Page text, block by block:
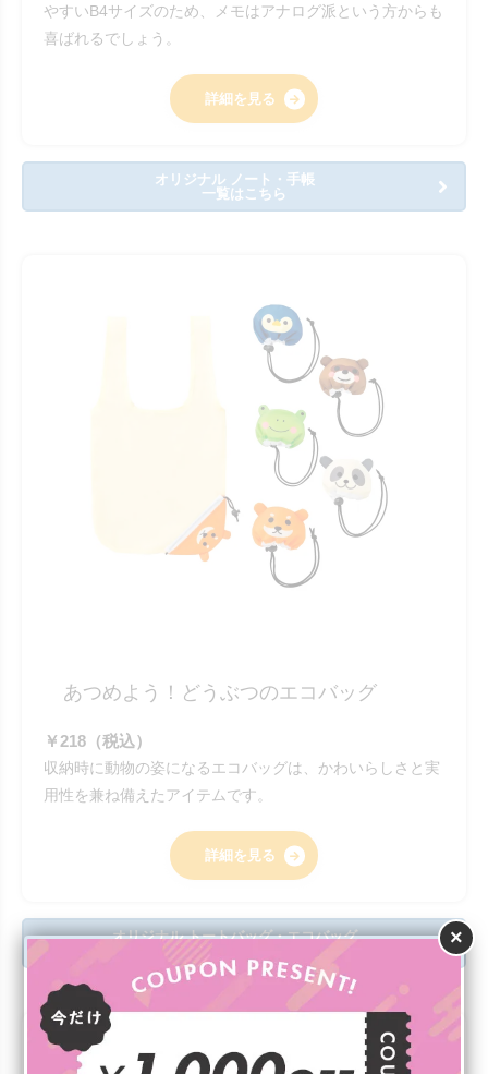
×
やすいB4サイズのため、メモはアナログ派という方からも
喜ばれるでしょう。
詳細を見る
オリジナル ノート・手帳
一覧はこちら
あつめよう！どうぶつのエコバッグ
￥218（税込）
収納時に動物の姿になるエコバッグは、かわいらしさと実
用性を兼ね備えたアイテムです。
詳細を見る
オリジナル トートバッグ・エコバッグ